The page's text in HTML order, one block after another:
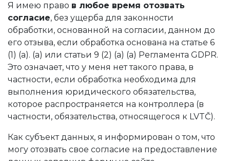
Я имею право в любое время отозвать
согласие, без ущерба для законности
обработки, основанной на согласии, данном до
его отзыва, если обработка основана на статье 6
(1) (a). (a) или статьи 9 (2) (a) (a) Регламента GDPR.
Это означает, что у меня нет такого права, в
частности, если обработка необходима для
выполнения юридического обязательства,
которое распространяется на контроллера (в
частности, обязательства, относящегося к LVTČ).
Как субъект данных, я информирован о том, что
могу отозвать свое согласие на предоставление